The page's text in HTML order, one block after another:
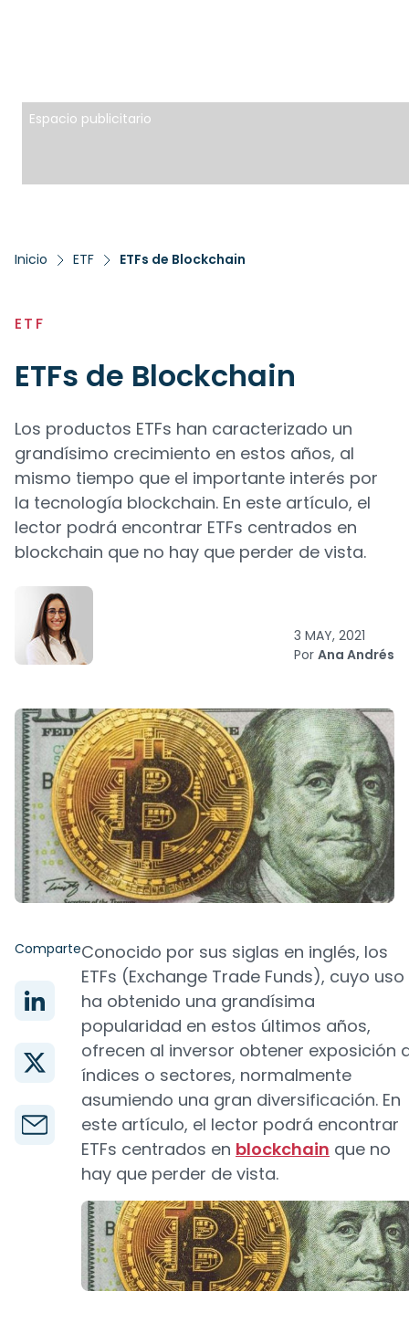
Espacio publicitario
Inicio ETF ETFs de Blockchain
ETF
ETFs de Blockchain
Los productos ETFs han caracterizado un
grandísimo crecimiento en estos años, al
mismo tiempo que el importante interés por
la tecnología blockchain. En este artículo, el
lector podrá encontrar ETFs centrados en
blockchain que no hay que perder de vista.
3 MAY, 2021
Por Ana Andrés
ComparteConocido por sus siglas en inglés, los
ETFs (Exchange Trade Funds), cuyo uso
ha obtenido una grandísima
popularidad en estos últimos años,
ofrecen al inversor obtener exposición
índices o sectores, normalmente
asumiendo una gran diversificación. En
este artículo, el lector podrá encontrar
ETFs centrados en blockchain que no
hay que perder de vista.